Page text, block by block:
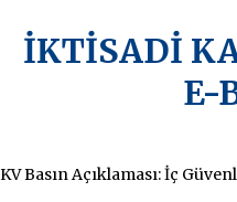
İKTİSADİ
E-